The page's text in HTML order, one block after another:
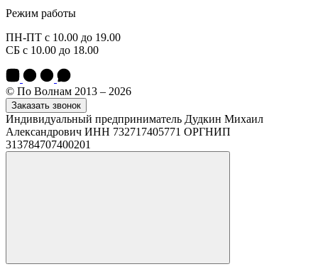
Режим работы
ПН-ПТ с 10.00 до 19.00
СБ с 10.00 до 18.00
© По Волнам 2013 – 2026
Заказать звонок
Индивидуальный предприниматель Дудкин Михаил
Александрович ИНН 732717405771 ОРГНИП
313784707400201